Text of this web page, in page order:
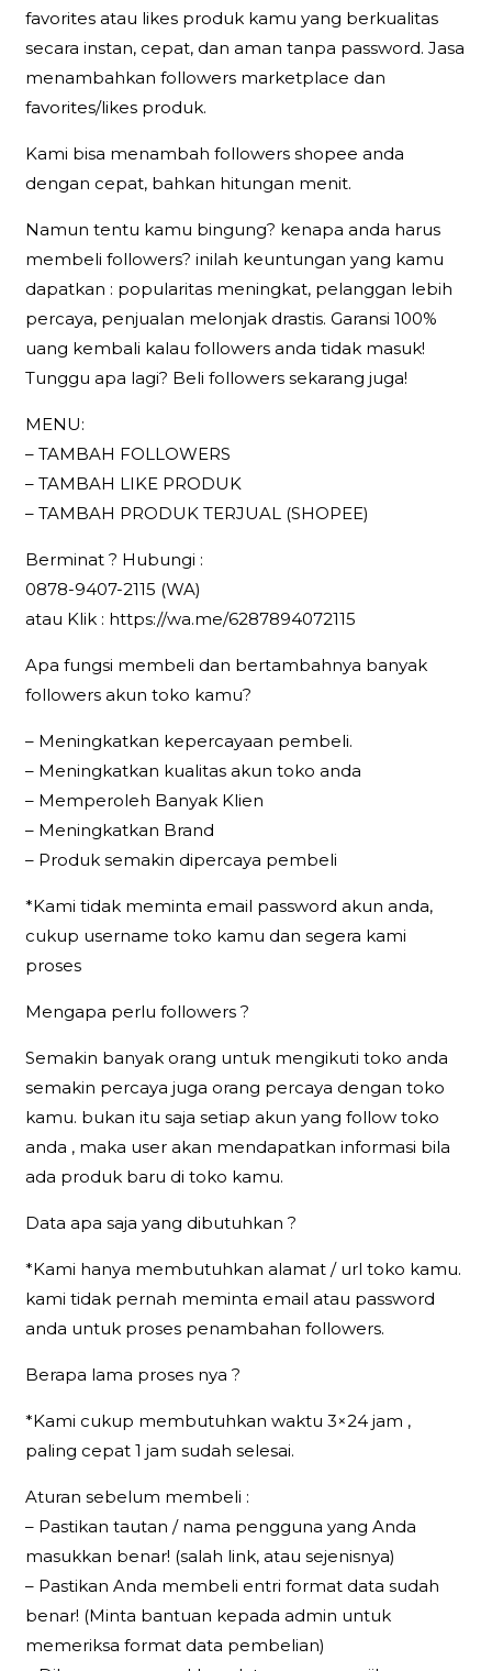
favorites atau likes produk kamu yang berkualitas
secara instan, cepat, dan aman tanpa password. Jasa
menambahkan followers marketplace dan
favorites/likes produk.
Kami bisa menambah followers shopee anda
dengan cepat, bahkan hitungan menit.
Namun tentu kamu bingung? kenapa anda harus
membeli followers? inilah keuntungan yang kamu
dapatkan : popularitas meningkat, pelanggan lebih
percaya, penjualan melonjak drastis. Garansi 100%
uang kembali kalau followers anda tidak masuk!
Tunggu apa lagi? Beli followers sekarang juga!
MENU:
– TAMBAH FOLLOWERS
– TAMBAH LIKE PRODUK
– TAMBAH PRODUK TERJUAL (SHOPEE)
Berminat ? Hubungi :
0878-9407-2115 (WA)
atau Klik : https://wa.me/6287894072115
Apa fungsi membeli dan bertambahnya banyak
followers akun toko kamu?
– Meningkatkan kepercayaan pembeli.
– Meningkatkan kualitas akun toko anda
– Memperoleh Banyak Klien
– Meningkatkan Brand
– Produk semakin dipercaya pembeli
*Kami tidak meminta email password akun anda,
cukup username toko kamu dan segera kami
proses
Mengapa perlu followers ?
Semakin banyak orang untuk mengikuti toko anda
semakin percaya juga orang percaya dengan toko
kamu. bukan itu saja setiap akun yang follow toko
anda , maka user akan mendapatkan informasi bila
ada produk baru di toko kamu.
Data apa saja yang dibutuhkan ?
*Kami hanya membutuhkan alamat / url toko kamu.
kami tidak pernah meminta email atau password
anda untuk proses penambahan followers.
Berapa lama proses nya ?
*Kami cukup membutuhkan waktu 3×24 jam ,
paling cepat 1 jam sudah selesai.
Aturan sebelum membeli :
– Pastikan tautan / nama pengguna yang Anda
masukkan benar! (salah link, atau sejenisnya)
– Pastikan Anda membeli entri format data sudah
benar! (Minta bantuan kepada admin untuk
memeriksa format data pembelian)